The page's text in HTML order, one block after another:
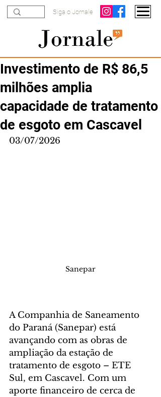
Siga o Jornale
Investimento de R$ 86,5
milhões amplia
capacidade de tratamento
de esgoto em Cascavel
03/07/2026
Sanepar
A Companhia de Saneamento
do Paraná (Sanepar) está
avançando com as obras de
ampliação da estação de
tratamento de esgoto – ETE
Sul, em Cascavel. Com um
aporte financeiro de cerca de